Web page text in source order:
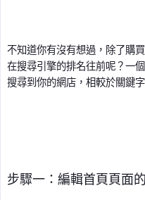
不知道你有沒有想過，除了購
在搜尋引擎的排名往前呢？一
搜尋到你的網店，相較於關鍵
步驟一：編輯首頁頁面